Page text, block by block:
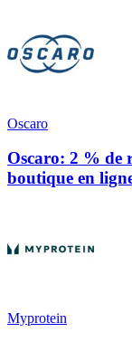
Oscaro
Oscaro: 2 % de
boutique en
Myprotein